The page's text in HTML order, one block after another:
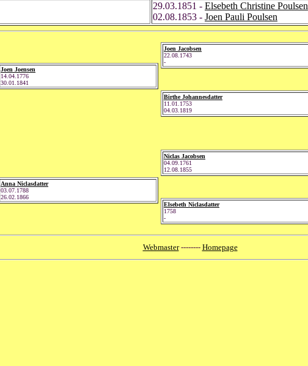
29.03.1851 - Elsebeth Christine Poulsen
02.08.1853 - Joen Pauli Poulsen
Joen Joensen
14.04.1776
30.01.1841
Anna Niclasdatter
03.07.1788
26.02.1866
Joen Jacobsen
22.08.1743
-
Birthe Johannesdatter
11.01.1753
04.03.1819
Niclas Jacobsen
04.09.1761
12.08.1855
Elsebeth Niclasdatter
1758
-
Webmaster-------- Homepage